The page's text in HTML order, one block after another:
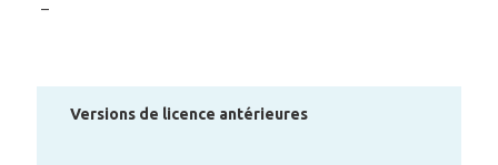
–
Versions de licence antérieures